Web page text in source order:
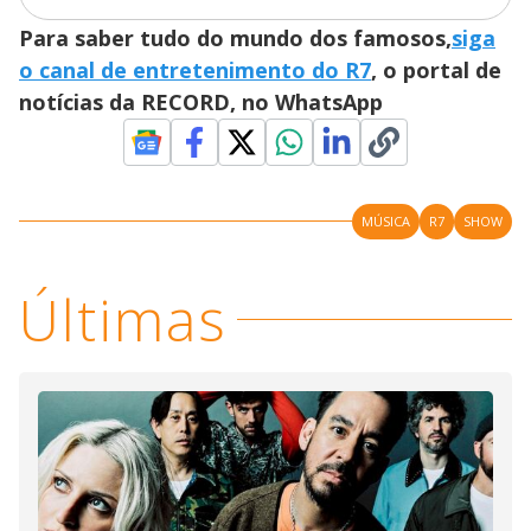
d
e
o
Para saber tudo do mundo dos famosos,siga
o canal de entretenimento do R7, o portal de
notícias da RECORD, no WhatsApp
MÚSICA R7 SHOW
Últimas